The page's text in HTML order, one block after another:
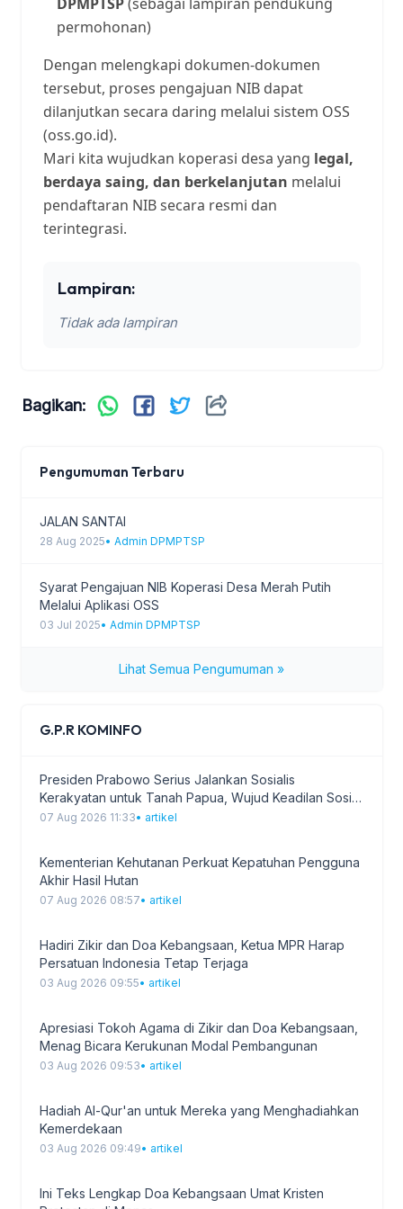
permohonan)
Dengan melengkapi dokumen-dokumen
tersebut, proses pengajuan NIB dapat
dilanjutkan secara daring melalui sistem OSS
(oss.go.id).
Mari kita wujudkan koperasi desa yang legal,
berdaya saing, dan berkelanjutan melalui
pendaftaran NIB secara resmi dan
terintegrasi.
Lampiran:
Tidak ada lampiran
Bagikan:
Pengumuman Terbaru
JALAN SANTAI
28 Aug 2025• Admin DPMPTSP
Syarat Pengajuan NIB Koperasi Desa Merah Putih
Melalui Aplikasi OSS
03 Jul 2025• Admin DPMPTSP
Lihat Semua Pengumuman »
G.P.R KOMINFO
Presiden Prabowo Serius Jalankan Sosialis
Kerakyatan untuk Tanah Papua, Wujud Keadilan Sosial
bagi Masyarakat Papua
07 Aug 2026 11:33• artikel
Kementerian Kehutanan Perkuat Kepatuhan Pengguna
Akhir Hasil Hutan
07 Aug 2026 08:57• artikel
Hadiri Zikir dan Doa Kebangsaan, Ketua MPR Harap
Persatuan Indonesia Tetap Terjaga
03 Aug 2026 09:55• artikel
Apresiasi Tokoh Agama di Zikir dan Doa Kebangsaan,
Menag Bicara Kerukunan Modal Pembangunan
03 Aug 2026 09:53• artikel
Hadiah Al-Qur'an untuk Mereka yang Menghadiahkan
Kemerdekaan
03 Aug 2026 09:49• artikel
Ini Teks Lengkap Doa Kebangsaan Umat Kristen